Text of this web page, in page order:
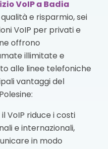
VoIPa Badia
e risparmio, sei
VoIP per privati e
offrono
illimitate e
alle linee telefoniche
vantaggi del
il VoIP riduce i costi
e internazionali,
in modo